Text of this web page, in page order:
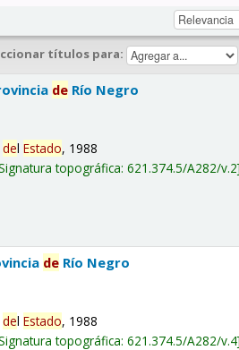
títulos para:
de Río Negro
delEstado, 1988
topográfica:621.374.5/A282/v.2
de Río Negro
delEstado, 1988
topográfica:621.374.5/A282/v.4